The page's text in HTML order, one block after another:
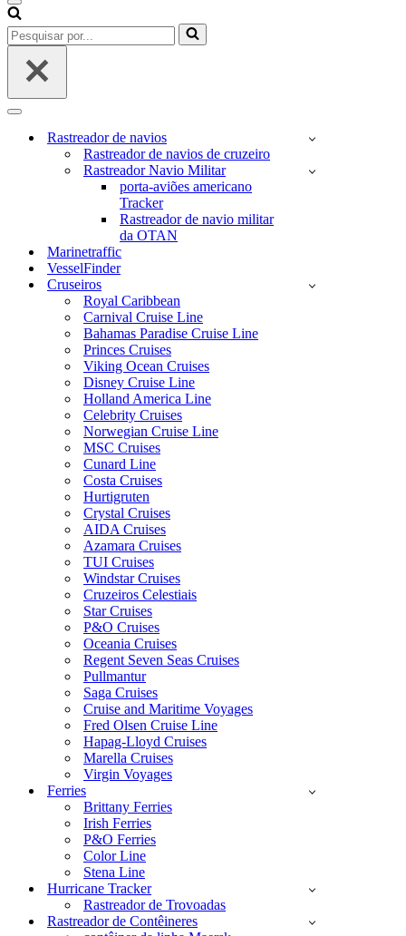
Menu
de
navegação
Pesquisar
por...
Menu
navegaçãoRastreador de navios
Rastreador de navios de cruzeiro
Rastreador Navio Militar
porta-aviões americano
Tracker
Rastreador de navio militar
da OTAN
Marinetraffic
VesselFinder
Cruseiros
Royal Caribbean
Carnival Cruise Line
Bahamas Paradise Cruise Line
Princes Cruises
Viking Ocean Cruises
Disney Cruise Line
Holland America Line
Celebrity Cruises
Norwegian Cruise Line
MSC Cruises
Cunard Line
Costa Cruises
Hurtigruten
Crystal Cruises
AIDA Cruises
Azamara Cruises
TUI Cruises
Windstar Cruises
Cruzeiros Celestiais
Star Cruises
P&O Cruises
Oceania Cruises
Regent Seven Seas Cruises
Pullmantur
Saga Cruises
Cruise and Maritime Voyages
Fred Olsen Cruise Line
Hapag-Lloyd Cruises
Marella Cruises
Virgin Voyages
Ferries
Brittany Ferries
Irish Ferries
P&O Ferries
Color Line
Stena Line
Hurricane Tracker
Rastreador de Trovoadas
Rastreador de Contêineres